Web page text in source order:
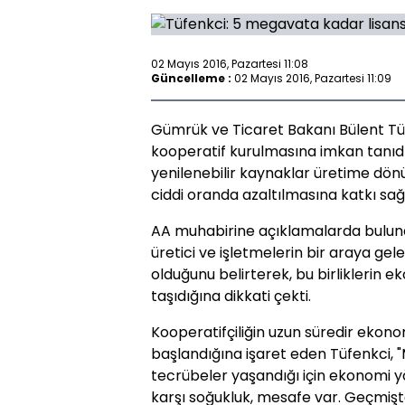
02 Mayıs 2016, Pazartesi 11:08
Güncelleme : 02 Mayıs 2016, Pazartesi 11:09
Gümrük ve Ticaret Bakanı Bülent
kooperatif kurulmasına imkan
yenilenebilir kaynaklar üretime
ciddi oranda azaltılmasına katkı
AA muhabirine açıklamalarda
üretici ve işletmelerin bir araya
olduğunu belirterek, bu birliklerin
taşıdığına dikkati çekti.
Kooperatifçiliğin uzun süredir
başlandığına işaret eden
tecrübeler yaşandığı için ekonomi
karşı soğukluk, mesafe var.